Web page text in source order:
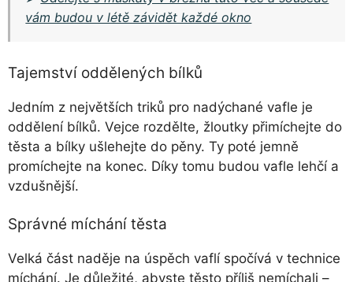
vám budou v létě závidět každé okno
Tajemství oddělených bílků
Jedním z největších triků pro nadýchané vafle je
oddělení bílků. Vejce rozdělte, žloutky přimíchejte do
těsta a bílky ušlehejte do pěny. Ty poté jemně
promíchejte na konec. Díky tomu budou vafle lehčí a
vzdušnější.
Správné míchání těsta
Velká část naděje na úspěch vaflí spočívá v technice
míchání. Je důležité, abyste těsto příliš nemíchali –